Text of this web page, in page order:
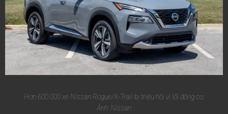
Hơn 600.000 xe Nissan Rogue/X-Trail bị triệu hồi vì lỗi động cơ.
Ảnh: Nissan